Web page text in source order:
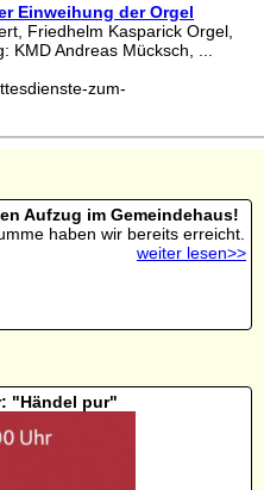
Einweihung der Orgel
Friedhelm Kasparick Orgel,
KMD Andreas Mücksch, ...
zum-
Aufzug im Gemeindehaus!
haben wir bereits erreicht.
weiter lesen>>
"Händel pur"